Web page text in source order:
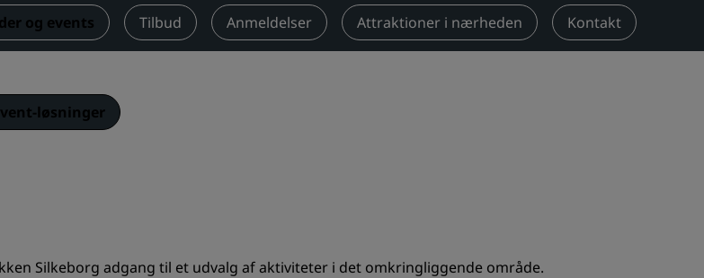
Søg flyafgange
Søg flyafgange
Centrum-hoteller
Besøg vores blog
og events Tilbud Anmeldelser Attraktioner i nærheden Kontakt
løsninger
Silkeborg adgang til et udvalg af aktiviteter i det omkringliggende område.